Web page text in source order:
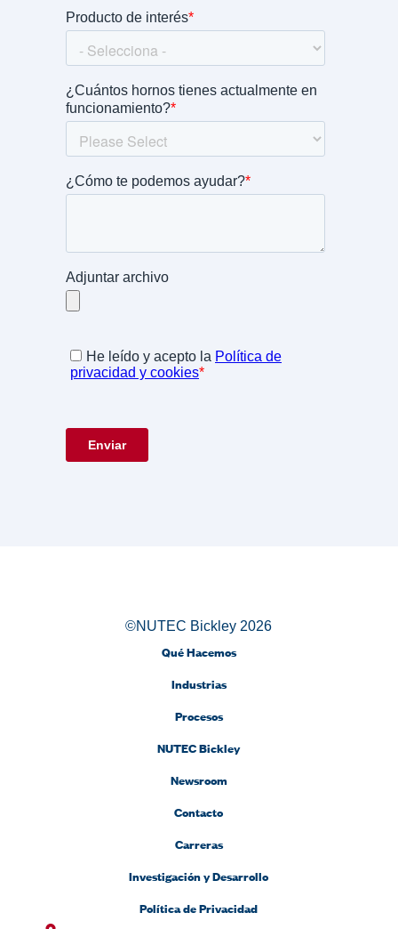
©NUTEC Bickley 2026
Qué Hacemos
Industrias
Procesos
NUTEC Bickley
Newsroom
Contacto
Carreras
Investigación y Desarrollo
Política de Privacidad